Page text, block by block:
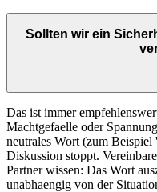
Sollten wir ein
Das ist immer
Machtgefaelle oder
neutrales Wort (zum
Diskussion stoppt.
Partner wissen: Das Wort
unabhaengig von der